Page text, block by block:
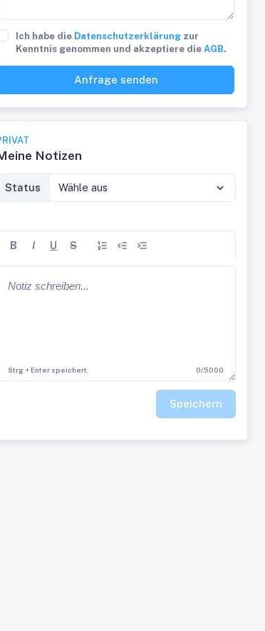
Ich habe die Datenschutzerklärung zur
Kenntnis genommen und akzeptiere dieAGB.
Anfrage senden
Notizen
Status Wähle aus
B I U S
Strg + Enter speichert. 0/5000
Speichern